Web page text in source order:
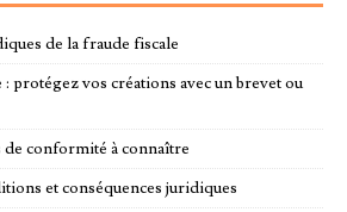
de la fraude fiscale
protégez vos créations avec un brevet ou
conformité à connaître
et conséquences juridiques